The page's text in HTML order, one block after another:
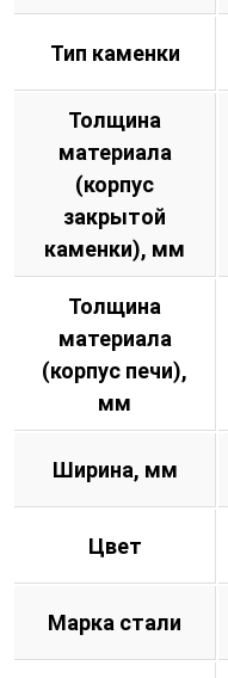
Тип каменки
Толщина
материала
(корпус
закрытой
каменки), мм
Толщина
материала
(корпус печи),
мм
Ширина, мм
Цвет
Марка стали